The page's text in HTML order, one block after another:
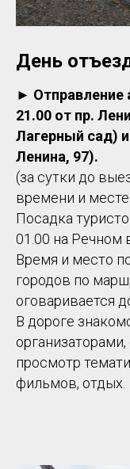
День
► Отправление
21.00 от пр.
Лагерный сад)
Ленина, 97).
(за сутки до
времени и
Посадка
01.00 на Речном
Время и место
городов по
оговаривается
В дороге
просмотр
фильмов, отдых.